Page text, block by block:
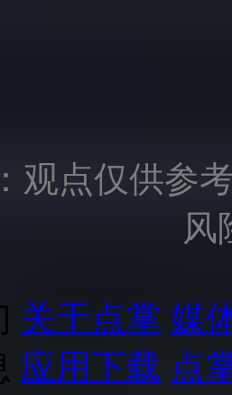
观点仅供参
风
关于点掌 媒
应用下载 点